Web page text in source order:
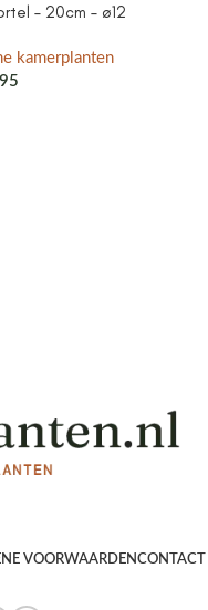
– 20cm – ø12
kamerplanten
VOORWAARDENCONTACT